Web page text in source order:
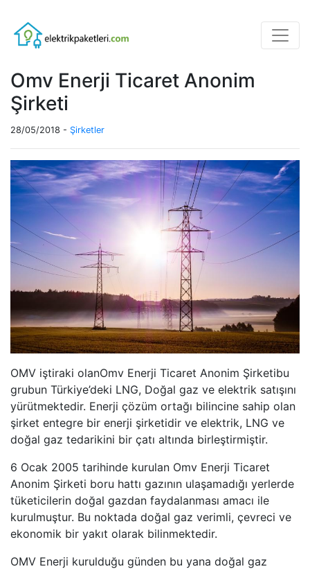
Omv Enerji Ticaret Anonim
Şirketi
28/05/2018 - Şirketler
OMV iştiraki olanOmv Enerji Ticaret Anonim Şirketibu
grubun Türkiye’deki LNG, Doğal gaz ve elektrik satışını
yürütmektedir. Enerji çözüm ortağı bilincine sahip olan
şirket entegre bir enerji şirketidir ve elektrik, LNG ve
doğal gaz tedarikini bir çatı altında birleştirmiştir.
6 Ocak 2005 tarihinde kurulan Omv Enerji Ticaret
Anonim Şirketi boru hattı gazının ulaşamadığı yerlerde
tüketicilerin doğal gazdan faydalanması amacı ile
kurulmuştur. Bu noktada doğal gaz verimli, çevreci ve
ekonomik bir yakıt olarak bilinmektedir.
OMV Enerji kurulduğu günden bu yana doğal gaz